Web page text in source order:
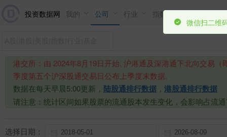
投资数据网 我的 公司 行业 指数
港交所：由 2024年8月19日开始, 沪港通及深港通下北向交易
季度第五个沪深股通交易日公布上季度末数据.
数据在每天早晨5:00更新， 陆股通排行数据 ， 港股通排行数据
请注意：统计区间如果股票的流通股本发生变化，会影响占流
选择日期：